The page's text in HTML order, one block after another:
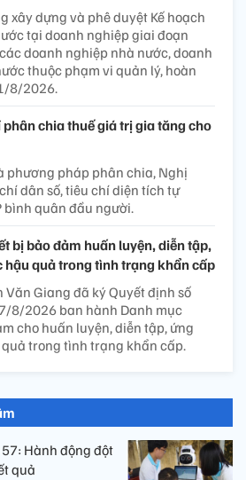
xây dựng và phê duyệt Kế hoạch
tại doanh nghiệp giai đoạn
doanh nghiệp nhà nước, doanh
thuộc phạm vi quản lý, hoàn
8/2026.
chia thuế giá trị gia tăng cho
phương pháp phân chia, Nghị
dân số, tiêu chí diện tích tự
bình quân đầu người.
bị bảo đảm huấn luyện, diễn tập,
hậu quả trong tình trạng khẩn cấp
Văn Giang đã ký Quyết định số
8/2026 ban hành Danh mục
cho huấn luyện, diễn tập, ứng
trong tình trạng khẩn cấp.
Hành động đột
quả